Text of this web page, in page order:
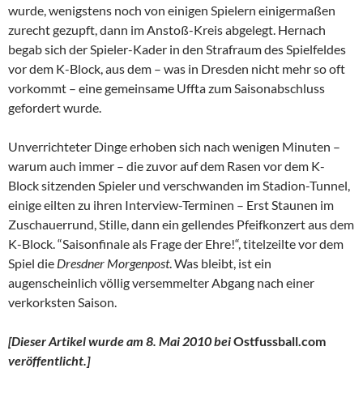
wurde, wenigstens noch von einigen Spielern einigermaßen
zurecht gezupft, dann im Anstoß-Kreis abgelegt. Hernach
begab sich der Spieler-Kader in den Strafraum des Spielfeldes
vor dem K-Block, aus dem – was in Dresden nicht mehr so oft
vorkommt – eine gemeinsame Uffta zum Saisonabschluss
gefordert wurde.
Unverrichteter Dinge erhoben sich nach wenigen Minuten –
warum auch immer – die zuvor auf dem Rasen vor dem K-
Block sitzenden Spieler und verschwanden im Stadion-Tunnel,
einige eilten zu ihren Interview-Terminen – Erst Staunen im
Zuschauerrund, Stille, dann ein gellendes Pfeifkonzert aus dem
K-Block. “Saisonfinale als Frage der Ehre!“, titelzeilte vor dem
Spiel die Dresdner Morgenpost. Was bleibt, ist ein
augenscheinlich völlig versemmelter Abgang nach einer
verkorksten Saison.
[Dieser Artikel wurde am 8. Mai 2010 beiOstfussball.com
veröffentlicht.]